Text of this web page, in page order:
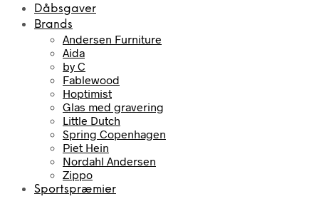
Dåbsgaver
Brands
Andersen Furniture
Aida
by C
Fablewood
Hoptimist
Glas med gravering
Little Dutch
Spring Copenhagen
Piet Hein
Nordahl Andersen
Zippo
Sportspræmier